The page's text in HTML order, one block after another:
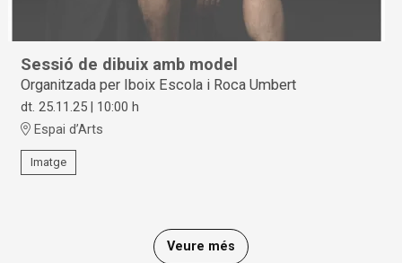
Sessió de dibuix amb model
Organitzada per Iboix Escola i Roca Umbert
dt. 25.11.25 | 10:00 h
Espai d’Arts
Imatge
Veure més